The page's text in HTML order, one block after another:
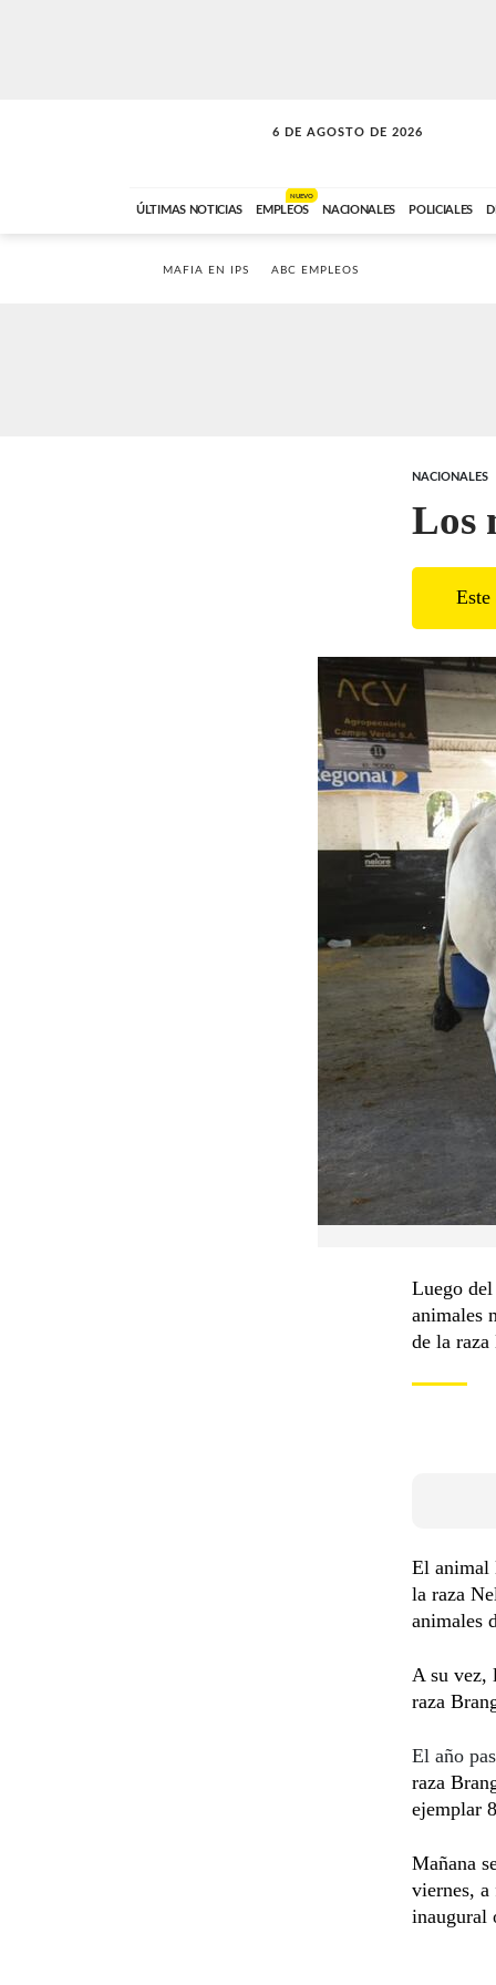
6 DE AGOSTO DE 2026
SOLO MÚSICA
ÚLTIMAS NOTICIAS EMPLEOS
NUEVO
NACIONALES POLICIALES
MAFIA EN IPS ABC EMPLEOS
NACIONALES
Los
Luego del
animales
de la
El animal
la raza
animales
A su vez,
raza
El año
raza
ejemplar
Mañana
viernes, a
inaugural